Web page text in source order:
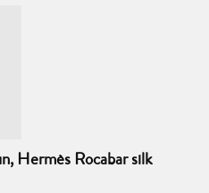
Hermès Rocabar silk